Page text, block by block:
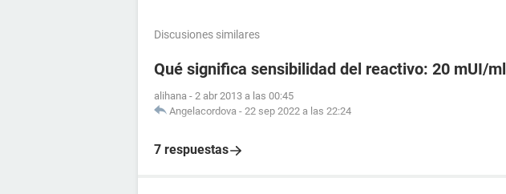
Discusiones similares
Qué significa sensibilidad del reactivo: 20 mUI/ml
alihana - 2 abr 2013 a las 00:45
Angelacordova - 22 sep 2022 a las 22:24
7 respuestas